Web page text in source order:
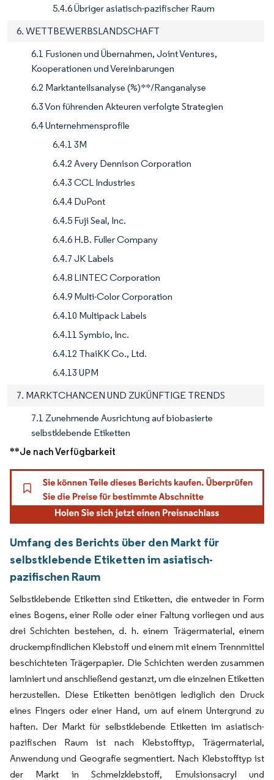
5.4.6 Übriger asiatisch-pazifischer Raum
6. WETTBEWERBSLANDSCHAFT
6.1 Fusionen und Übernahmen, Joint Ventures,
Kooperationen und Vereinbarungen
6.2 Marktanteilsanalyse (%)**/Ranganalyse
6.3 Von führenden Akteuren verfolgte Strategien
6.4 Unternehmensprofile
6.4.1 3M
6.4.2 Avery Dennison Corporation
6.4.3 CCL Industries
6.4.4 DuPont
6.4.5 Fuji Seal, Inc.
6.4.6 H.B. Fuller Company
6.4.7 JK Labels
6.4.8 LINTEC Corporation
6.4.9 Multi-Color Corporation
6.4.10 Multipack Labels
6.4.11 Symbio, Inc.
6.4.12 ThaiKK Co., Ltd.
6.4.13 UPM
7. MARKTCHANCEN UND ZUKÜNFTIGE TRENDS
7.1 Zunehmende Ausrichtung auf biobasierte
selbstklebende Etiketten
**Je nach Verfügbarkeit
Umfang des Berichts über den Markt für
selbstklebende Etiketten im asiatisch-
pazifischen Raum
Selbstklebende Etiketten sind Etiketten, die entweder in Form
eines Bogens, einer Rolle oder einer Faltung vorliegen und aus
drei Schichten bestehen, d. h. einem Trägermaterial, einem
druckempfindlichen Klebstoff und einem mit einem Trennmittel
beschichteten Trägerpapier. Die Schichten werden zusammen
laminiert und anschließend gestanzt, um die einzelnen Etiketten
herzustellen. Diese Etiketten benötigen lediglich den Druck
eines Fingers oder einer Hand, um auf einem Untergrund zu
haften. Der Markt für selbstklebende Etiketten im asiatisch-
pazifischen Raum ist nach Klebstofftyp, Trägermaterial,
Anwendung und Geografie segmentiert. Nach Klebstofftyp ist
der Markt in Schmelzklebstoff, Emulsionsacryl und